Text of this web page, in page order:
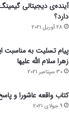
آینده‌ی دیجیتالی
دارد؟
28 آوریل 2021
پیام تسلیت به
زهرا سلام الله علیها
30 سپتامبر 2021
کتاب واقعه عاشورا و
9 جولای 2021